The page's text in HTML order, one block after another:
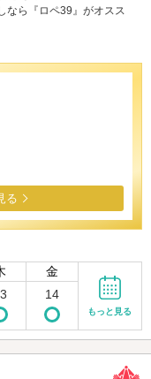
なら『ロペ39』がオスス
る
金
14
もっと見る